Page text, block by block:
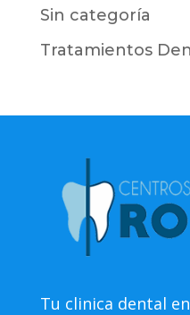
Sin categoría
Tratamientos
Tu clinica dental